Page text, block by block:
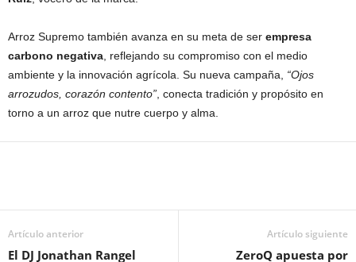
Arroz Supremo también avanza en su meta de ser empresa
carbono negativa , reflejando su compromiso con el medio
ambiente y la innovación agrícola. Su nueva campaña, “Ojos
arrozudos, corazón contento” , conecta tradición y propósito en
torno a un arroz que nutre cuerpo y alma.
Artículo anterior
El DJ Jonathan Rangel
Artículo siguiente
ZeroQ apuesta por